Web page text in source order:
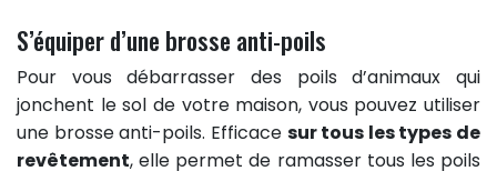
S’équiper d’une brosse anti-poils
Pour vous débarrasser des poils d’animaux qui
jonchent le sol de votre maison, vous pouvez utiliser
une brosse anti-poils. Efficace sur tous les types de
revêtement, elle permet de ramasser tous les poils